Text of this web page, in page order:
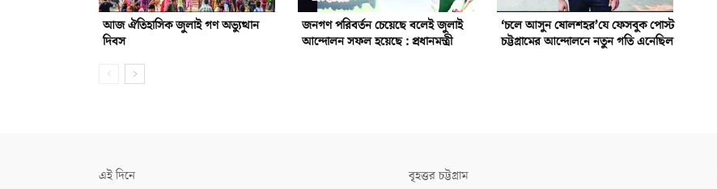
আজ ঐতিহাসিক জুলাই গণ অভ্যুত্থান
দিবস
জনগণ পরিবর্তন চেয়েছে বলেই জুলাই
আন্দোলন সফল হয়েছে : প্রধানমন্ত্রী
‘চলে আসুন ষোলশহর’যে ফেসবুক পোস্ট
চট্টগ্রামের আন্দোলনে নতুন গতি এনেছিল
এই দিনে
বৃহত্তর চট্টগ্রাম